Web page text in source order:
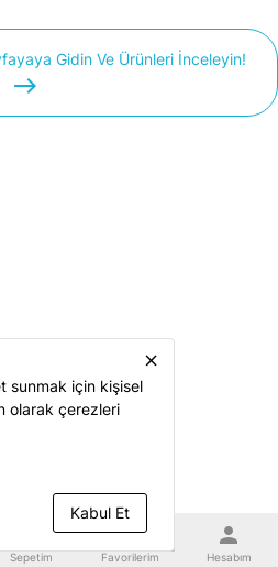
Gidin Ve Ürünleri İnceleyin!
easts
Sepetim
favorite
Favorilerim
person
Hesabım
close
sunmak için kişisel
olarak çerezleri
Kabul Et